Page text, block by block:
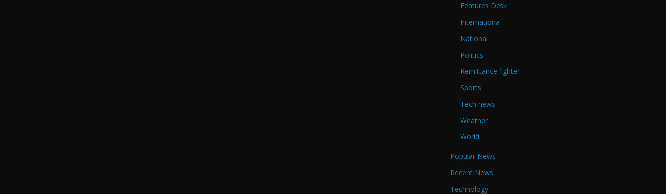
Features Desk
International
National
Politics
Remittance fighter
Sports
Tech news
Weather
World
Popular News
Recent News
Technology